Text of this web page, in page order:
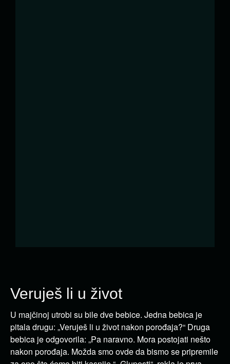
Veruješ li u život
U majčinoj utrobi su bile dve bebice. Jedna bebica je
pitala drugu: „Veruješ li u život nakon porođaja?“ Druga
bebica je odgovorila: „Pa naravno. Mora postojati nešto
nakon porođaja. Možda smo ovde da bismo se pripremile